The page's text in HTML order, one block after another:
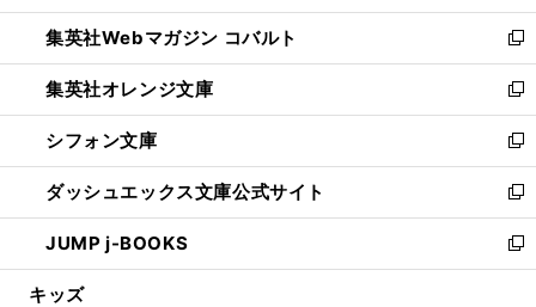
開
く
ウ
で
開
く
ン
ド
ウ
で
開
く
ウ
ィ
ン
ド
ウ
で
開
く
集英社Webマガジン コバルト
新
し
い
ウ
ィ
ン
ド
ウ
で
開
集英社オレンジ文庫
新
し
い
ウ
ィ
ン
ド
ウ
シフォン文庫
新
し
い
ウ
ィ
ン
ダッシュエックス文庫公式サイト
新
し
い
ウ
JUMP j-BOOKS
新
し
キッズ